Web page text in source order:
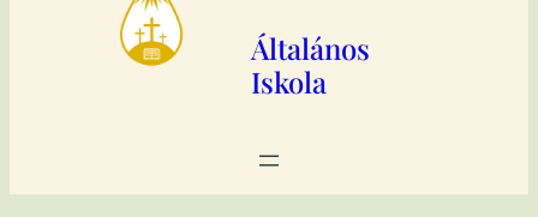
Általános
Iskola